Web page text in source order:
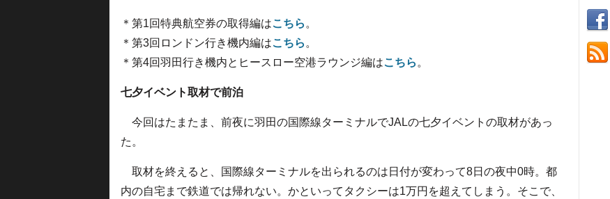
＊第1回特典航空券の取得編はこちら 。
＊第3回ロンドン行き機内編はこちら 。
＊第4回羽田行き機内とヒースロー空港ラウンジ編はこちら 。
七夕イベント取材で前泊
今回はたまたま、前夜に羽田の国際線ターミナルでJALの七夕イベントの取材があっ
た。
取材を終えると、国際線ターミナルを出られるのは日付が変わって8日の夜中0時。都
内の自宅まで鉄道では帰れない。かといってタクシーは1万円を超えてしまう。そこで、